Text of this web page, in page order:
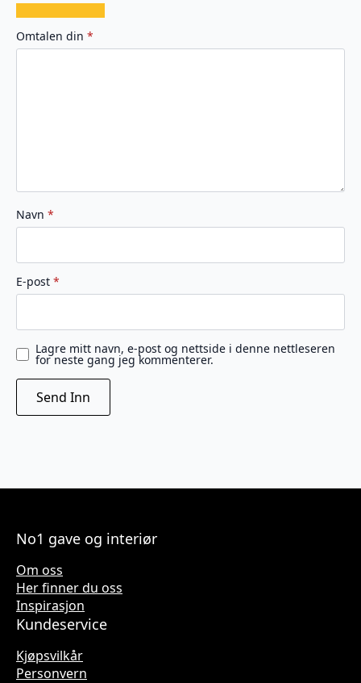
av
5
av
5
av
5
av
5
av
5
Omtalen din *
Navn *
E-post *
Lagre mitt navn, e-post og nettside i denne nettleseren
for neste gang jeg kommenterer.
No1 gave og interiør
Om oss
Her finner du oss
Inspirasjon
Kundeservice
Kjøpsvilkår
Personvern